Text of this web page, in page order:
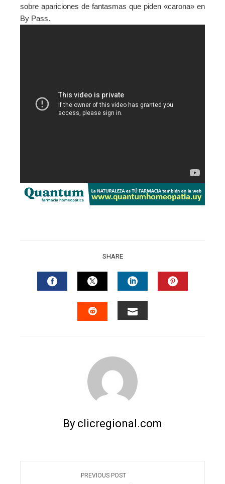
sobre apariciones de fantasmas que piden «carona» en
By Pass.
SHARE
FACEBOOKTWITTERLINKEDIN
By clicregional.com
PREVIOUS POST